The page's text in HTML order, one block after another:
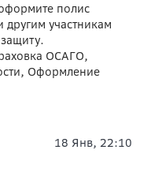
полис
другим участникам
ОСАГО,
Оформление
18 Янв, 22:10